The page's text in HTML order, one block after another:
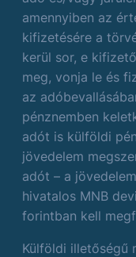
amennyiben az
kifizetésére a
kerül sor, e
meg, vonja le és
az
pénznemben
adót is külföldi
jövedelem
adót – a
hivatalos MNB
forintban kell
Külföldi illetőségű